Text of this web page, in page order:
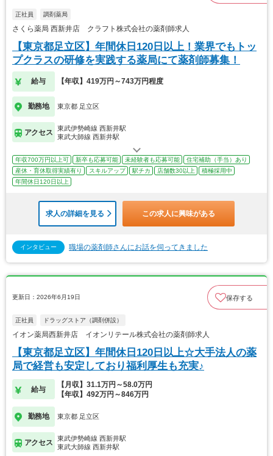
正社員 調剤薬局
さくら薬局 西新井店 クラフト株式会社の薬剤師求人
【東京都足立区】年間休日120日以上！業界でもトッ
プクラスの研修を実践する薬局にて薬剤師募集！
給与 【年収】419万円～743万円程度
勤務地 東京都 足立区
アクセス
東武伊勢崎線 西新井駅
東武大師線 西新井駅
年収700万円以上可 新卒も応募可能 未経験者も応募可能
住宅補助（手当）あり
産休・育休取得実績有り
スキルアップ 駅チカ 店舗数30以上
積極採用中
年間休日120日以上
求人の詳細を見る この求人に興味がある
インタビュー 職場の薬剤師さんにお話を伺ってきました
更新日：2026年6月19日 保存する
正社員 ドラッグストア（調剤併設）
イオン薬局西新井店 イオンリテール株式会社の薬剤師求人
【東京都足立区】年間休日120日以上☆大手法人の薬
局で経営も安定しており福利厚生も充実♪
給与
【月収】31.1万円～58.0万円
【年収】492万円～846万円
勤務地 東京都 足立区
アクセス
東武伊勢崎線 西新井駅
東武大師線 西新井駅